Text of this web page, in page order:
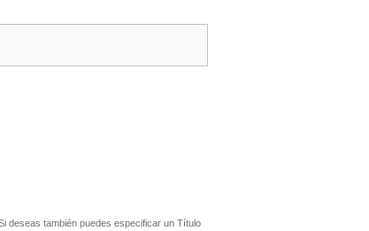
deseas también puedes especificar un Título